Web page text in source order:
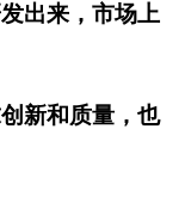
出来，市场上
新和质量，也